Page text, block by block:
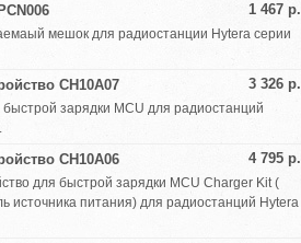
1 467 р.
мешок для радиостанции Hytera серии
3 326 р.
CH10A07
быстрой зарядки MCU для радиостанций
4 795 р.
CH10A06
для быстрой зарядки MCU Charger Kit (
источника питания) для радиостанций Hytera